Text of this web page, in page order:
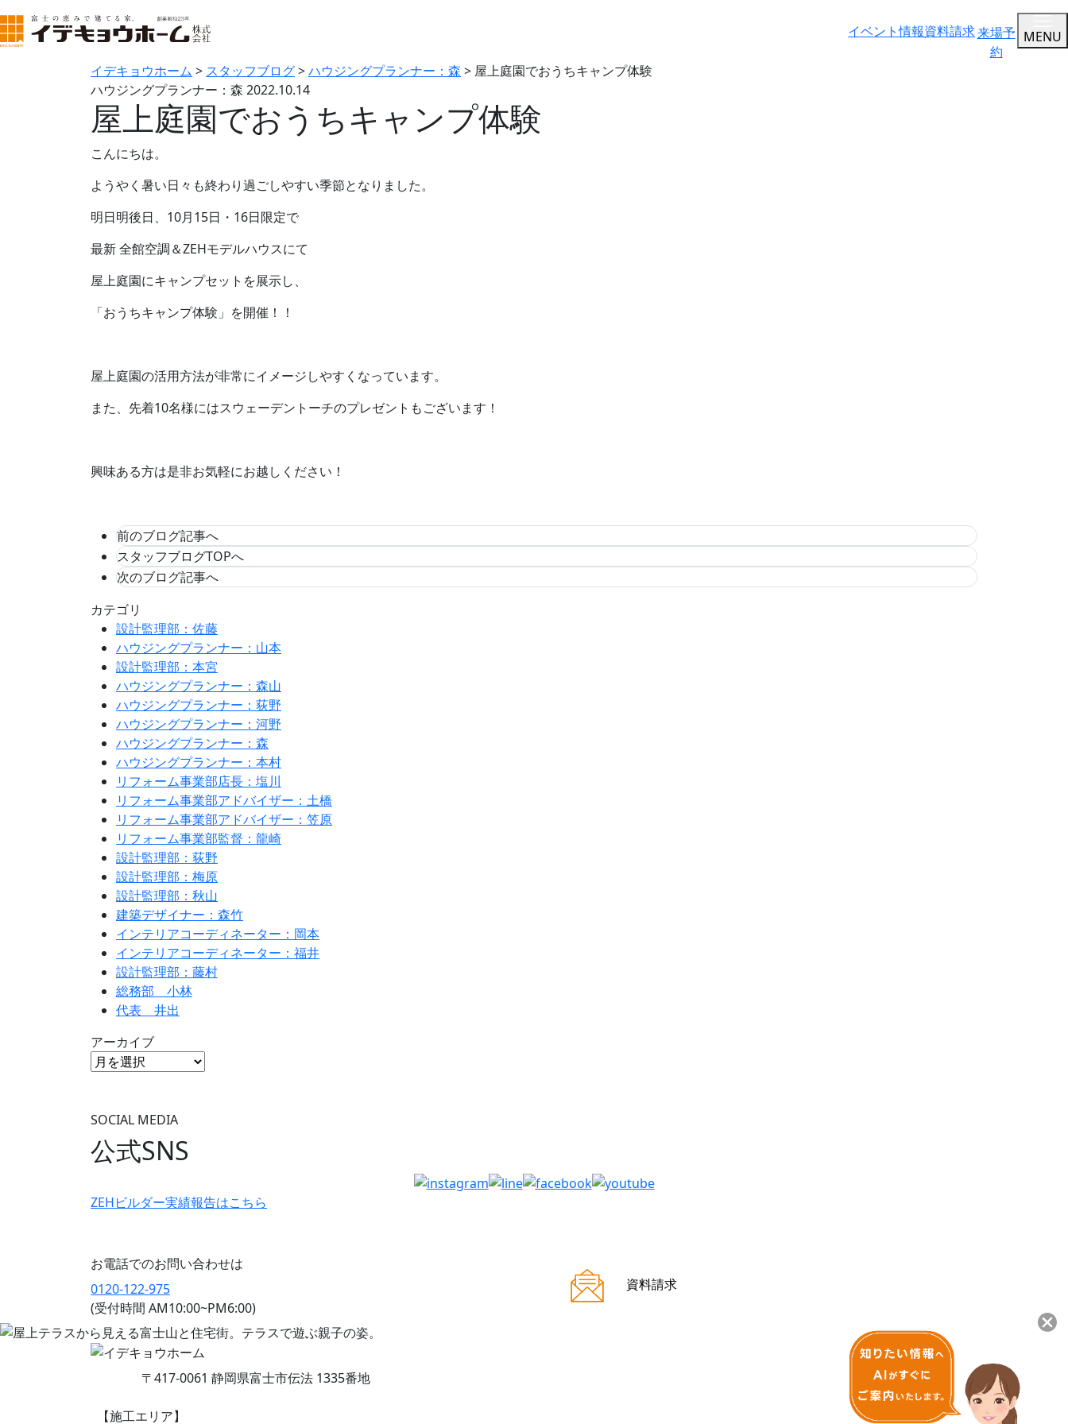
イベント情報資料請求来場予
約
MENU
イデキョウホーム > スタッフブログ>ハウジングプランナー：森 > 屋上庭園でおうちキャンプ体験
ハウジングプランナー：森 2022.10.14
屋上庭園でおうちキャンプ体験
こんにちは。
ようやく暑い日々も終わり過ごしやすい季節となりました。
明日明後日、10月15日・16日限定で
最新 全館空調＆ZEHモデルハウスにて
屋上庭園にキャンプセットを展示し、
「おうちキャンプ体験」を開催！！
屋上庭園の活用方法が非常にイメージしやすくなっています。
また、先着10名様にはスウェーデントーチのプレゼントもございます！
興味ある方は是非お気軽にお越しください！
前のブログ記事へ
スタッフブログTOPへ
次のブログ記事へ
カテゴリ
設計監理部：佐藤
ハウジングプランナー：山本
設計監理部：本宮
ハウジングプランナー：森山
ハウジングプランナー：荻野
ハウジングプランナー：河野
ハウジングプランナー：森
ハウジングプランナー：本村
リフォーム事業部店長：塩川
リフォーム事業部アドバイザー：土橋
リフォーム事業部アドバイザー：笠原
リフォーム事業部監督：龍崎
設計監理部：荻野
設計監理部：梅原
設計監理部：秋山
建築デザイナー：森竹
インテリアコーディネーター：岡本
インテリアコーディネーター：福井
設計監理部：藤村
総務部 小林
代表 井出
アーカイブ
SOCIAL MEDIA
公式SNS
ZEHビルダー実績報告はこちら
お電話でのお問い合わせは
0120-122-975
(受付時間 AM10:00~PM6:00)
資料請求
〒417-0061 静岡県富士市伝法 1335番地
【施工エリア】